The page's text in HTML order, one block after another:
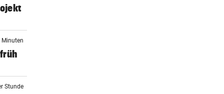
Minuten
Stunde